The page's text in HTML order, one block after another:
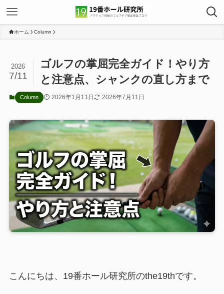
ホーム Column
ゴルフの掌屈完全ガイド！やり方
と注意点、シャンクの直し方まで
2026
7/11
Column 2026年1月11日 2026年7月11日
こんにちは、19番ホール研究所のthe19thです。